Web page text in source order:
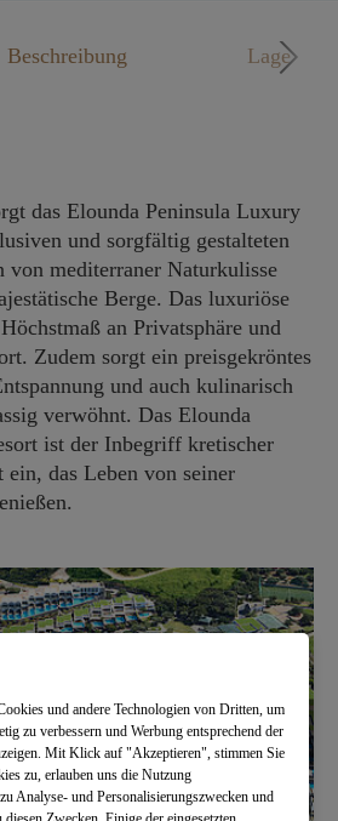
Beschreibung Lage
das Elounda Peninsula Luxury
und sorgfältig gestalteten
von mediterraner Naturkulisse
Berge. Das luxuriöse
an Privatsphäre und
Zudem sorgt ein preisgekröntes
und auch kulinarisch
verwöhnt. Das Elounda
ist der Inbegriff kretischer
das Leben von seiner
und andere Technologien von Dritten, um
zu verbessern und Werbung entsprechend der
Mit Klick auf "Akzeptieren", stimmen Sie
zu, erlauben uns die Nutzung
Analyse- und Personalisierungszwecken und